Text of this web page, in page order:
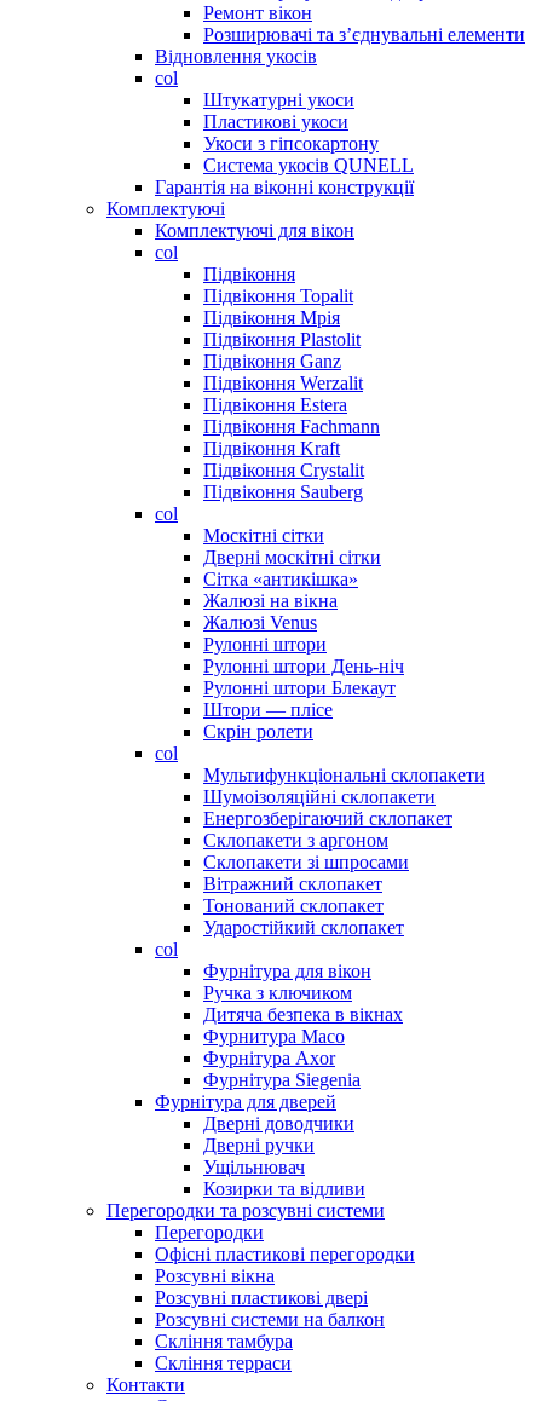
Ремонт вікон
Розширювачі та з’єднувальні елементи
Відновлення укосів
col
Штукатурні укоси
Пластикові укоси
Укоси з гіпсокартону
Система укосів QUNELL
Гарантія на віконні конструкції
Комплектуючі
Комплектуючі для вікон
col
Підвіконня
Підвіконня Topalit
Підвіконня Мрія
Підвіконня Plastolit
Підвіконня Ganz
Підвіконня Werzalit
Підвіконня Estera
Підвіконня Fachmann
Підвіконня Kraft
Підвіконня Crystalit
Підвіконня Sauberg
col
Москітні сітки
Дверні москітні сітки
Сітка «антикішка»
Жалюзі на вікна
Жалюзі Venus
Рулонні штори
Рулонні штори День-ніч
Рулонні штори Блекаут
Штори — плісе
Скрін ролети
col
Мультифункціональні склопакети
Шумоізоляційні склопакети
Енергозберігаючий склопакет
Склопакети з аргоном
Склопакети зі шпросами
Вітражний склопакет
Тонований склопакет
Ударостійкий склопакет
col
Фурнітура для вікон
Ручка з ключиком
Дитяча безпека в вікнах
Фурнитура Maco
Фурнітура Axor
Фурнітура Siegenia
Фурнітура для дверей
Дверні доводчики
Дверні ручки
Ущільнювач
Козирки та відливи
Перегородки та розсувні системи
Перегородки
Офісні пластикові перегородки
Розсувні вікна
Розсувні пластикові двері
Розсувні системи на балкон
Скління тамбура
Скління терраси
Контакти